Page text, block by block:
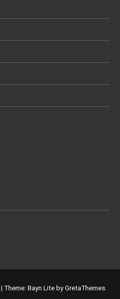
| Theme: Bayn Lite by GretaThemes.